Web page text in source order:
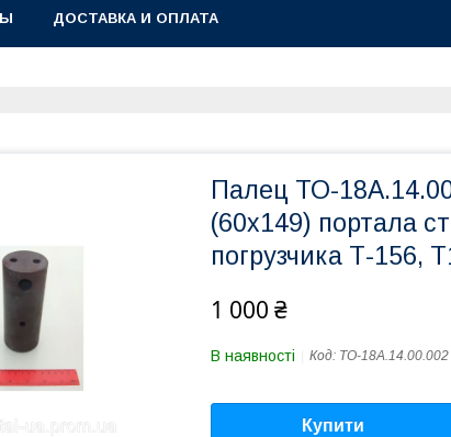
ДОСТАВКА И ОПЛАТА
Палец ТО-
(60х149) портала
погрузчика Т-156,
1 000 ₴
В наявності Код: ТО-18А.14.00.002
Купити